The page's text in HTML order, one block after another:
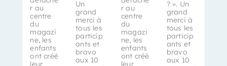
r au
centre
du
magazi
ne, les
enfants
ont créé
leur
Un
grand
merci à
tous les
particip
ants et
bravo
aux 10
r au
centre
du
magazi
ne, les
enfants
ont créé
leur
? ». Un
grand
merci à
tous les
particip
ants et
bravo
aux 10